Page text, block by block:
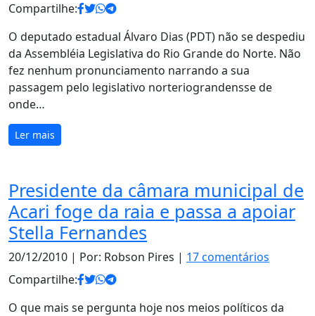
Compartilhe:
O deputado estadual Álvaro Dias (PDT) não se despediu
da Assembléia Legislativa do Rio Grande do Norte. Não
fez nenhum pronunciamento narrando a sua
passagem pelo legislativo norteriograndensse de
onde…
Ler mais
Presidente da câmara municipal de
Acari foge da raia e passa a apoiar
Stella Fernandes
20/12/2010 | Por: Robson Pires | 17 comentários
Compartilhe:
O que mais se pergunta hoje nos meios políticos da